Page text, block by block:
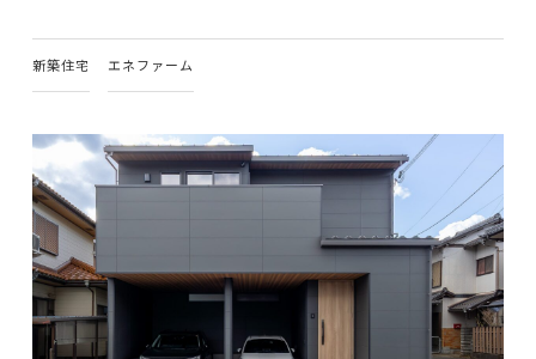
新築住宅 エネファーム